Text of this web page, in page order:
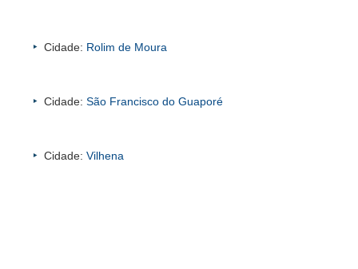
Cidade: Rolim de Moura
Cidade: São Francisco do Guaporé
Cidade: Vilhena